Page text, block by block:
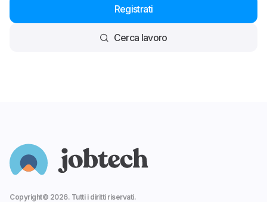
Registrati
Cerca lavoro
Copyright© 2026. Tutti i diritti riservati.